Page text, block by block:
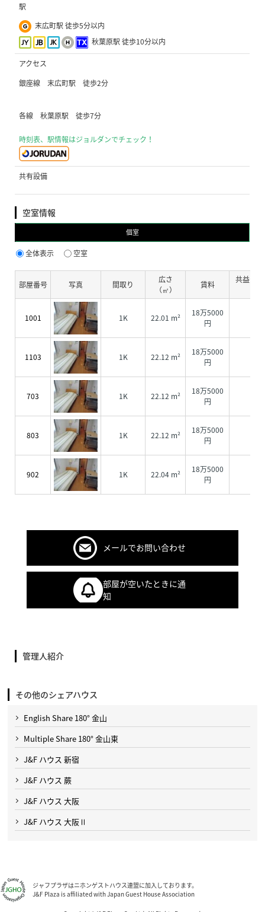
駅
末広町駅 徒歩5分以内
秋葉原駅 徒歩10分以内
アクセス
銀座線 末広町駅 徒歩2分
各線 秋葉原駅 徒歩7分
時刻表、駅情報はジョルダンでチェック！
共有設備
空室情報
個室
全体表示 空室
部屋番号 写真 間取り
広さ
（㎡）
賃料
共益費
1001 1K 22.01 m²
18万5000
円
1103 1K 22.12 m²
18万5000
円
703 1K 22.12 m²
18万5000
円
803 1K 22.12 m²
18万5000
円
902 1K 22.04 m²
18万5000
円
メールでお問い合わせ
部屋が空いたときに通
知
管理人紹介
その他のシェアハウス
English Share 180° 金山
Multiple Share 180° 金山東
J&F ハウス 新宿
J&F ハウス 蕨
J&F ハウス 大阪
J&F ハウス 大阪Ⅱ
ジャフプラザはニホンゲストハウス連盟に加入しております。
J&F Plaza is affiliated with Japan Guest House Association